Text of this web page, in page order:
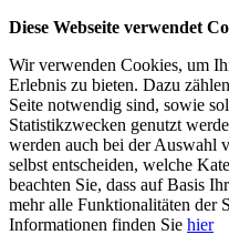
Diese Webseite verwendet
Wir verwenden Cookies, um
Erlebnis zu bieten. Dazu
Seite notwendig sind, sowie
Statistikzwecken genutzt
werden auch bei der Auswahl
selbst entscheiden, welche
beachten Sie, dass auf Basis
mehr alle Funktionalitäten der
Informationen finden Sie hier